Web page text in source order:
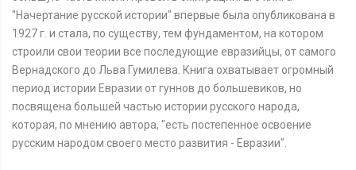
"Начертание русской истории" впервые была опубликована в
1927 г. и стала, по существу, тем фундаментом, на котором
строили свои теории все последующие евразийцы, от самого
Вернадского до Льва Гумилева. Книга охватывает огромный
период истории Евразии от гуннов до большевиков, но
посвящена большей частью истории русского народа,
которая, по мнению автора, "есть постепенное освоение
русским народом своего место развития - Евразии".